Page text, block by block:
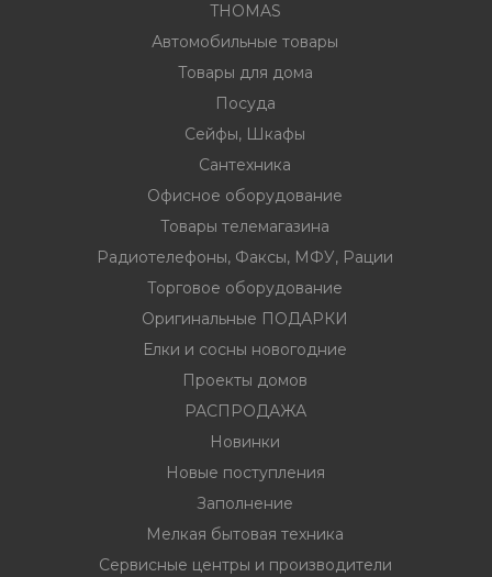
THOMAS
Автомобильные товары
Товары для дома
Посуда
Сейфы, Шкафы
Сантехника
Офисное оборудование
Товары телемагазина
Радиотелефоны, Факсы, МФУ, Рации
Торговое оборудование
Оригинальные ПОДАРКИ
Елки и сосны новогодние
Проекты домов
РАСПРОДАЖА
Новинки
Новые поступления
Заполнение
Мелкая бытовая техника
Сервисные центры и производители